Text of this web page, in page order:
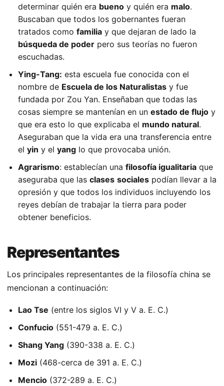
determinar quién era bueno y quién era malo.
Buscaban que todos los gobernantes fueran
tratados como familia y que dejaran de lado la
búsqueda de poder pero sus teorías no fueron
escuchadas.
Ying-Tang: esta escuela fue conocida con el
nombre de Escuela de los Naturalistas y fue
fundada por Zou Yan. Enseñaban que todas las
cosas siempre se mantenían en un estado de flujo y
que era esto lo que explicaba el mundo natural.
Aseguraban que la vida era una transferencia entre
el yin y el yang lo que provocaba unión.
Agrarismo: establecían una filosofía igualitaria que
aseguraba que las clases sociales podían llevar a la
opresión y que todos los individuos incluyendo los
reyes debían de trabajar la tierra para poder
obtener beneficios.
Representantes
Los principales representantes de la filosofía china se
mencionan a continuación:
Lao Tse (entre los siglos VI y V a. E. C.)
Confucio (551-479 a. E. C.)
Shang Yang (390-338 a. E. C.)
Mozi (468-cerca de 391 a. E. C.)
Mencio (372-289 a. E. C.)